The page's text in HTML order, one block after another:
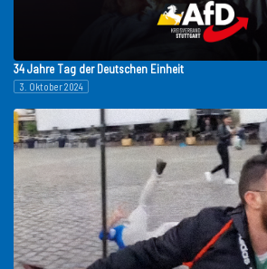
34 Jahre Tag der Deutschen Einheit
3. Oktober 2024